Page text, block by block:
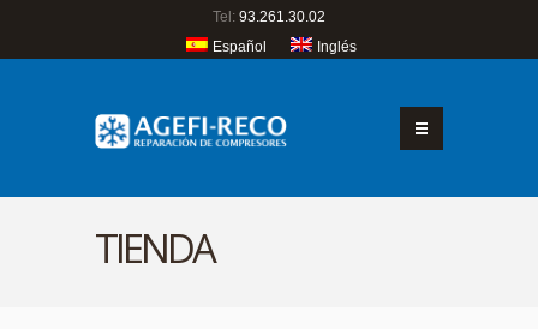
Tel: 93.261.30.02
Español
Inglés
TIENDA